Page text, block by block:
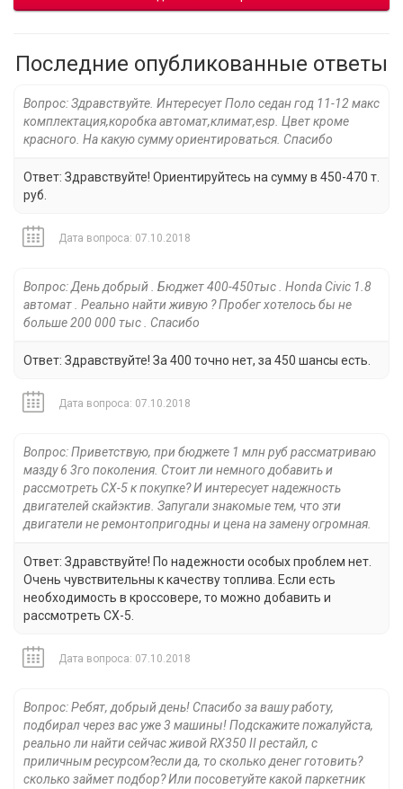
Последние опубликованные ответы
Вопрос: Здравствуйте. Интересует Поло седан год 11-12 макс
комплектация,коробка автомат,климат,esp. Цвет кроме
красного. На какую сумму ориентироваться. Спасибо
Ответ: Здравствуйте! Ориентируйтесь на сумму в 450-470 т.
руб.
Дата вопроса: 07.10.2018
Вопрос: День добрый . Бюджет 400-450тыс . Honda Civic 1.8
автомат . Реально найти живую ? Пробег хотелось бы не
больше 200 000 тыс . Спасибо
Ответ: Здравствуйте! За 400 точно нет, за 450 шансы есть.
Дата вопроса: 07.10.2018
Вопрос: Приветствую, при бюджете 1 млн руб рассматриваю
мазду 6 3го поколения. Стоит ли немного добавить и
рассмотреть CX-5 к покупке? И интересует надежность
двигателей скайэктив. Запугали знакомые тем, что эти
двигатели не ремонтопригодны и цена на замену огромная.
Ответ: Здравствуйте! По надежности особых проблем нет.
Очень чувствительны к качеству топлива. Если есть
необходимость в кроссовере, то можно добавить и
рассмотреть CX-5.
Дата вопроса: 07.10.2018
Вопрос: Ребят, добрый день! Спасибо за вашу работу,
подбирал через вас уже 3 машины! Подскажите пожалуйста,
реально ли найти сейчас живой RX350 II рестайл, с
приличным ресурсом?если да, то сколько денег готовить?
сколько займет подбор? Или посоветуйте какой паркетник